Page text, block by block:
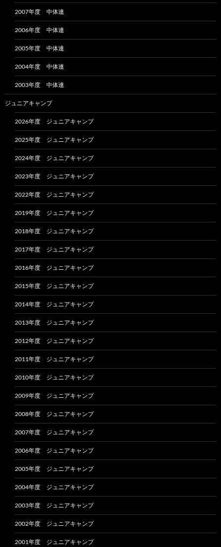
2007年度 中体連
2006年度 中体連
2005年度 中体連
2004年度 中体連
2003年度 中体連
ジュニアキャンプ
2026年度 ジュニアキャンプ
2025年度 ジュニアキャンプ
2024年度 ジュニアキャンプ
2023年度 ジュニアキャンプ
2022年度 ジュニアキャンプ
2019年度 ジュニアキャンプ
2018年度 ジュニアキャンプ
2017年度 ジュニアキャンプ
2016年度 ジュニアキャンプ
2015年度 ジュニアキャンプ
2014年度 ジュニアキャンプ
2013年度 ジュニアキャンプ
2012年度 ジュニアキャンプ
2011年度 ジュニアキャンプ
2010年度 ジュニアキャンプ
2009年度 ジュニアキャンプ
2008年度 ジュニアキャンプ
2007年度 ジュニアキャンプ
2006年度 ジュニアキャンプ
2005年度 ジュニアキャンプ
2004年度 ジュニアキャンプ
2003年度 ジュニアキャンプ
2002年度 ジュニアキャンプ
2001年度 ジュニアキャンプ